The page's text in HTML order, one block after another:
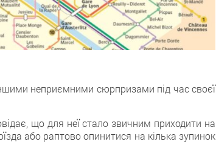
нeприємними сюрпризами під час своєї
що для неї стало звичним приходити на
або раптово опинитися на кілька зупинок